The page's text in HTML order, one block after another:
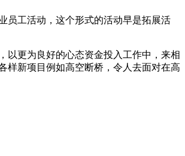
员工活动，这个形式的活动早是拓展活
以更为良好的心态资金投入工作中，来相
样新项目例如高空断桥，令人去面对在高